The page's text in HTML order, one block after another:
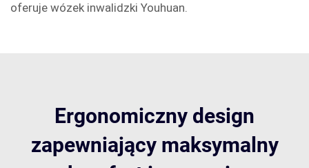
oferuje wózek inwalidzki Youhuan.
Ergonomiczny design
zapewniający maksymalny